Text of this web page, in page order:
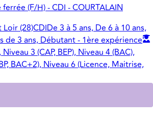
(F/H) - CDI - COURTALAIN
Loir (28)CDIDe 3 à 5 ans, De 6 à 10 ans,
de 3 ans, Débutant - 1ère expérience
3 (CAP, BEP), Niveau 4 (BAC),
BAC+2), Niveau 6 (Licence, Maitrise,